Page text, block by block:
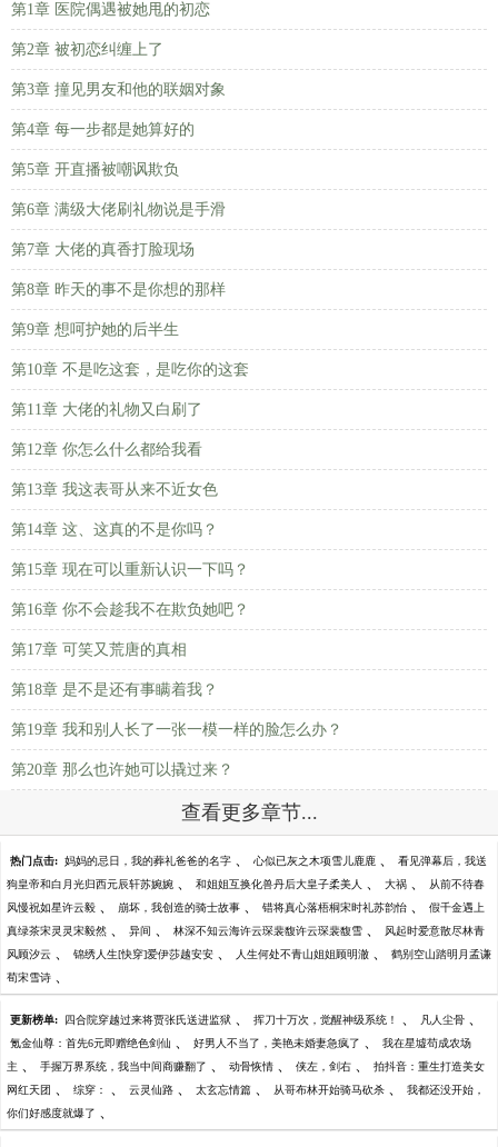
第1章 医院偶遇被她甩的初恋
第2章 被初恋纠缠上了
第3章 撞见男友和他的联姻对象
第4章 每一步都是她算好的
第5章 开直播被嘲讽欺负
第6章 满级大佬刷礼物说是手滑
第7章 大佬的真香打脸现场
第8章 昨天的事不是你想的那样
第9章 想呵护她的后半生
第10章 不是吃这套，是吃你的这套
第11章 大佬的礼物又白刷了
第12章 你怎么什么都给我看
第13章 我这表哥从来不近女色
第14章 这、这真的不是你吗？
第15章 现在可以重新认识一下吗？
第16章 你不会趁我不在欺负她吧？
第17章 可笑又荒唐的真相
第18章 是不是还有事瞒着我？
第19章 我和别人长了一张一模一样的脸怎么办？
第20章 那么也许她可以撬过来？
查看更多章节...
热门点击: 妈妈的忌日，我的葬礼爸爸的名字 、 心似已灰之木项雪儿鹿鹿 、 看见弹幕后，我送
狗皇帝和白月光归西元辰轩苏婉婉 、 和姐姐互换化兽丹后大皇子柔美人 、 大祸 、 从前不待春
风慢祝如星许云毅 、 崩坏，我创造的骑士故事 、 错将真心落梧桐宋时礼苏韵怡 、 假千金遇上
真绿茶宋灵灵宋毅然 、 异间 、 林深不知云海许云琛裴馥许云琛裴馥雪 、 风起时爱意散尽林青
风顾汐云 、 锦绣人生[快穿]爱伊莎越安安 、 人生何处不青山姐姐顾明澈 、 鹤别空山踏明月孟谦
荀宋雪诗 、
更新榜单: 四合院穿越过来将贾张氏送进监狱 、 挥刀十万次，觉醒神级系统！ 、 凡人尘骨 、
氪金仙尊：首先6元即赠绝色剑仙 、 好男人不当了，美艳未婚妻急疯了 、 我在星墟苟成农场
主 、 手握万界系统，我当中间商赚翻了 、 动骨恢情 、 侠左，剑右 、 拍抖音：重生打造美女
网红天团 、 综穿： 、 云灵仙路 、 太玄忘情篇 、 从哥布林开始骑马砍杀 、 我都还没开始，
你们好感度就爆了 、